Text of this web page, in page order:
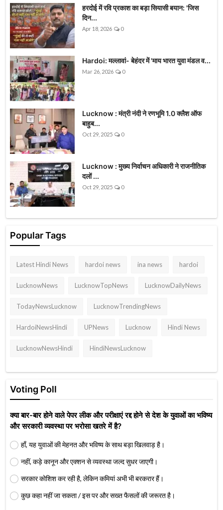
हरदोई में रवि प्रकाश का बड़ा सियासी बयान: 'जिस
दिन...
Apr 18, 2026 0
Hardoi: मल्लावां- बेहंदर में 'माय भारत युवा मंडल व...
Mar 26, 2026 0
Lucknow : मंत्री नंदी ने रणभूमि 1.0 क्लैश ऑफ
बाहुब...
Oct 29, 2025 0
Lucknow : मुख्य निर्वाचन अधिकारी ने राजनीतिक
दलों ...
Oct 29, 2025 0
Popular Tags
Latest Hindi News hardoi news ina news hardoi
LucknowNews LucknowTopNews LucknowDailyNews
TodayNewsLucknow LucknowTrendingNews
HardoiNewsHindi UPNews Lucknow Hindi News
LucknowNewsHindi HindiNewsLucknow
Voting Poll
क्या बार-बार होने वाले पेपर लीक और परीक्षाएं रद्द होने से देश के युवाओं का भविष्य
और सरकारी व्यवस्था पर भरोसा खतरे में है?
हाँ, यह युवाओं की मेहनत और भविष्य के साथ बड़ा खिलवाड़ है।
नहीं, कड़े कानून और एक्शन से व्यवस्था जल्द सुधर जाएगी।
सरकार कोशिश कर रही है, लेकिन कमियां अभी भी बरकरार हैं।
कुछ कहा नहीं जा सकता / इस पर और सख्त फैसलों की जरूरत है।